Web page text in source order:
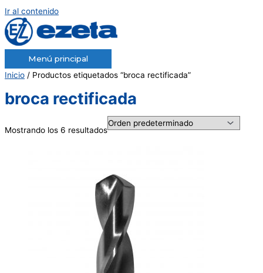
Ir al contenido
Menú principal
Inicio / Productos etiquetados “broca rectificada”
broca rectificada
Mostrando los 6 resultados